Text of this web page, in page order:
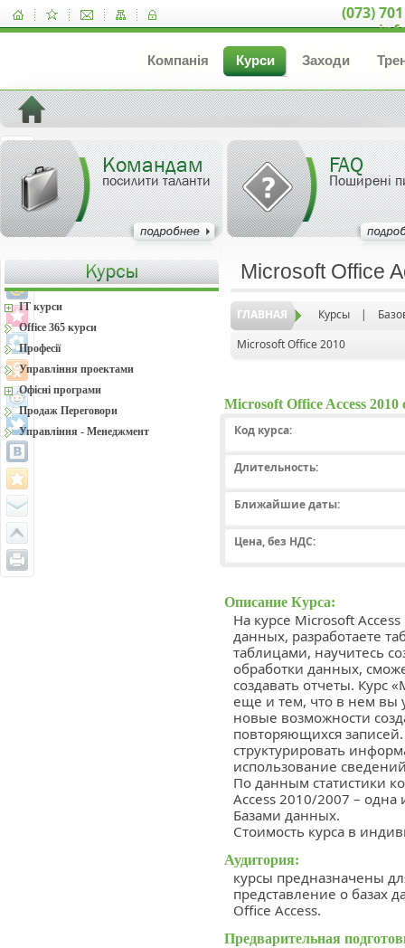
(073)
Компанія Курси Заходи
Командам
посилити таланти
FAQ
Поширені
Microsoft Office
ГЛАВНАЯ Курсы |
Microsoft Office 2010
Microsoft Office Access
Код курса:
Длительность:
Ближайшие даты:
Цена, без НДС:
Описание Курса:
На курсе Microsoft
данных, разработаете
таблицами, научитесь
обработки данных,
создавать отчеты. Курс
еще и тем, что в нем вы
новые возможности
повторяющихся
структурировать
использование
По данным статистики
Access 2010/2007 –
Базами данных.
Стоимость курса в
Аудитория:
курсы предназначены
представление о базах
Office Access.
Предварительная
IT курси
Office 365 курси
Професії
Управління проектами
Офісні програми
Продаж Переговори
Управління - Менеджмент